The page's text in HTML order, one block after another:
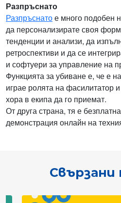
Разпръснато
Разпръснатое много подобен
да персонализирате своя
тенденции и анализи, да
ретроспективи и да се
и софтуери за управление на
Функцията за убиване е, че е
играе ролята на фасилитатор
хора в екипа да го приемат.
От друга страна, тя е
демонстрация онлайн на
Свързани